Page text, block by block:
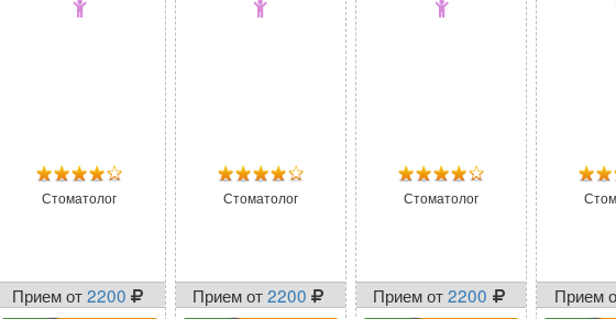
Стоматолог
Прием от2200
Стоматолог
Прием от2200
Стоматолог
Прием от2200 Прием